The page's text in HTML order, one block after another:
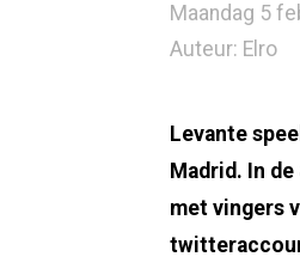
Maandag 5
Auteur: Elro
Levante
Madrid. In
met vingers